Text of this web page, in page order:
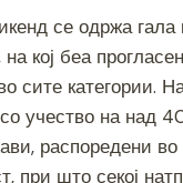
се одржа гала
кој беа
сите категории.
учество на над
распоредени во
при што секој